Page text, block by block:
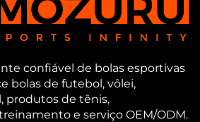
confiável de bolas esportivas
bolas de futebol, vôlei,
produtos de tênis,
e serviço OEM/ODM.